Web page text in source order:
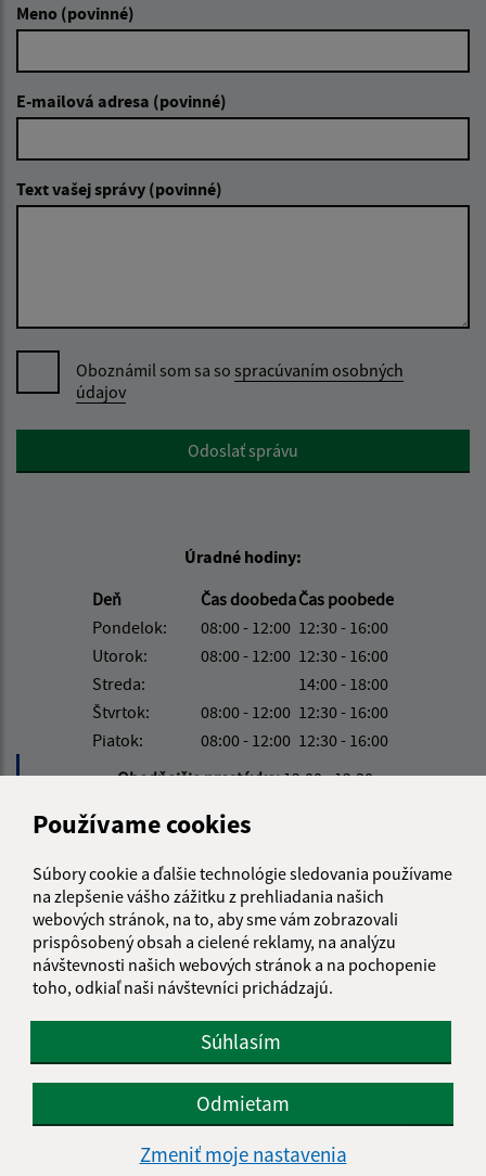
Používame cookies
Súbory cookie a ďalšie technológie sledovania používame
na zlepšenie vášho zážitku z prehliadania našich
webových stránok, na to, aby sme vám zobrazovali
prispôsobený obsah a cielené reklamy, na analýzu
návštevnosti našich webových stránok a na pochopenie
toho, odkiaľ naši návštevníci prichádzajú.
Súhlasím
Odmietam
Zmeniť moje nastavenia
Meno (povinné)
E-mailová adresa (povinné)
Text vašej správy (povinné)
Oboznámil som sa so spracúvaním osobných
údajov
Google reCaptcha ResponseOdoslať správu
Úradné hodiny:
Deň
Čas doobedaČas poobede
Pondelok:
08:00 - 12:00 12:30 - 16:00
Utorok:
08:00 - 12:00 12:30 - 16:00
Streda:
14:00 - 18:00
Štvrtok:
08:00 - 12:00 12:30 - 16:00
Piatok:
08:00 - 12:00 12:30 - 16:00
Obedňajšia prestávka:12:00 - 12:30
Obecný úrad Lukavica
Lukavica 63
086 21 Lukavica
oulukavica@proxisnet.sk
IČO: 00322334